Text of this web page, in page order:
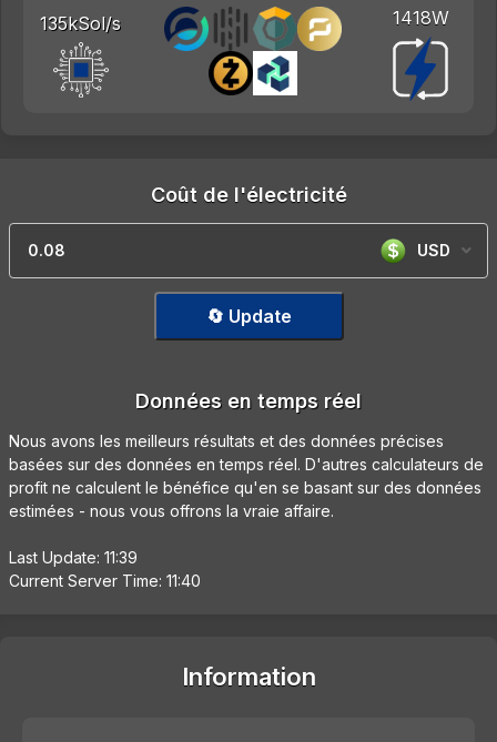
135kSol/s 1418W
Coût de l'électricité
USD
🔄 Update
Données en temps réel
Nous avons les meilleurs résultats et des données précises
basées sur des données en temps réel. D'autres calculateurs de
profit ne calculent le bénéfice qu'en se basant sur des données
estimées - nous vous offrons la vraie affaire.
Last Update: 11:39
Current Server Time: 11:40
Information